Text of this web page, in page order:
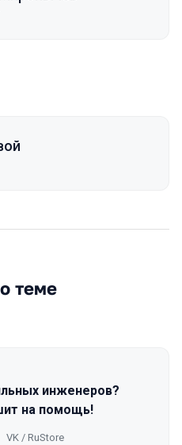
теме
инженеров?
на помощь!
VK / RuStore